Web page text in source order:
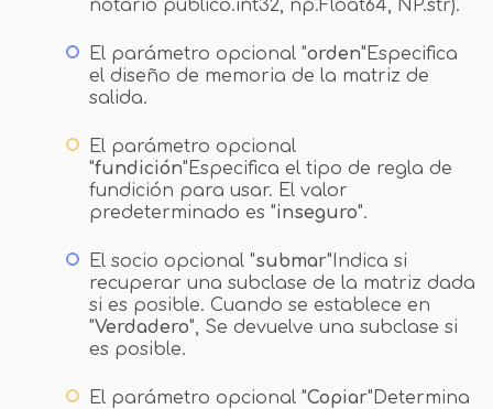
notario público.int32, np.Float64, NP.str).
El parámetro opcional "orden"Especifica
el diseño de memoria de la matriz de
salida.
El parámetro opcional
"fundición"Especifica el tipo de regla de
fundición para usar. El valor
predeterminado es "inseguro".
El socio opcional "submar"Indica si
recuperar una subclase de la matriz dada
si es posible. Cuando se establece en
"Verdadero", Se devuelve una subclase si
es posible.
El parámetro opcional "Copiar"Determina